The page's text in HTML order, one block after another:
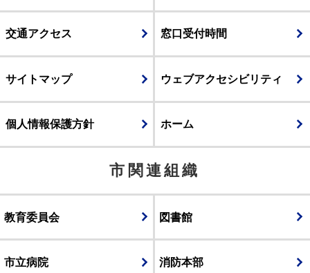
交通アクセス 窓口受付時間
サイトマップ ウェブアクセシビリティ
個人情報保護方針 ホーム
市関連組織
教育委員会 図書館
市立病院 消防本部